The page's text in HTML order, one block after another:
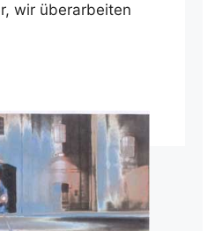
wir überarbeiten